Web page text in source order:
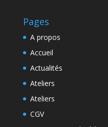
Pages
A propos
Accueil
Actualités
Ateliers
Ateliers
CGV